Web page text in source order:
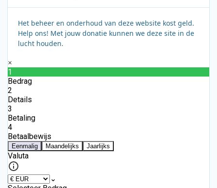
Het beheer en onderhoud van deze website kost geld.
Help ons! Met jouw donatie kunnen we deze site in de
lucht houden.